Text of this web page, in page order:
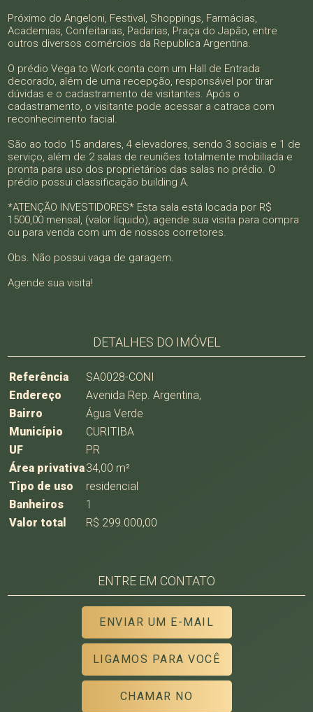
Próximo do Angeloni, Festival, Shoppings, Farmácias,
Academias, Confeitarias, Padarias, Praça do Japão, entre
outros diversos comércios da Republica Argentina.
O prédio Vega to Work conta com um Hall de Entrada
decorado, além de uma recepção, responsável por tirar
dúvidas e o cadastramento de visitantes. Após o
cadastramento, o visitante pode acessar a catraca com
reconhecimento facial.
São ao todo 15 andares, 4 elevadores, sendo 3 sociais e 1 de
serviço, além de 2 salas de reuniões totalmente mobiliada e
pronta para uso dos proprietários das salas no prédio. O
prédio possui classificação building A.
*ATENÇÃO INVESTIDORES* Esta sala está locada por R$
1500,00 mensal, (valor líquido), agende sua visita para compra
ou para venda com um de nossos corretores.
Obs. Não possui vaga de garagem.
Agende sua visita!
DETALHES DO IMÓVEL
Referência
SA0028-CONI
Endereço
Avenida Rep. Argentina,
Bairro
Água Verde
Município
CURITIBA
UF
PR
Área privativa34,00 m²
Tipo de uso
residencial
Banheiros
1
Valor total
R$ 299.000,00
ENTRE EM CONTATO
ENVIAR UM E-MAIL
LIGAMOS PARA VOCÊ
CHAMAR NO